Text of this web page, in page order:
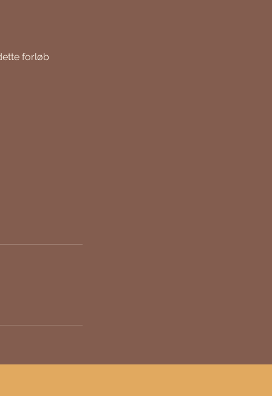
forløb